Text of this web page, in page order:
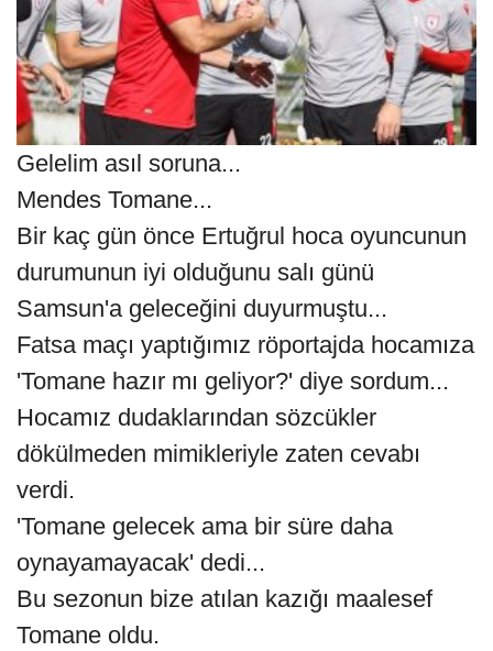
Gelelim asıl soruna...
Mendes Tomane...
Bir kaç gün önce Ertuğrul hoca oyuncunun
durumunun iyi olduğunu salı günü
Samsun'a geleceğini duyurmuştu...
Fatsa maçı yaptığımız röportajda hocamıza
'Tomane hazır mı geliyor?' diye sordum...
Hocamız dudaklarından sözcükler
dökülmeden mimikleriyle zaten cevabı
verdi.
'Tomane gelecek ama bir süre daha
oynayamayacak' dedi...
Bu sezonun bize atılan kazığı maalesef
Tomane oldu.